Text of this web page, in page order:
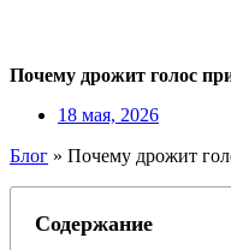
Почему дрожит голос
18 мая, 2026
Блог » Почему дрожит
Содержание